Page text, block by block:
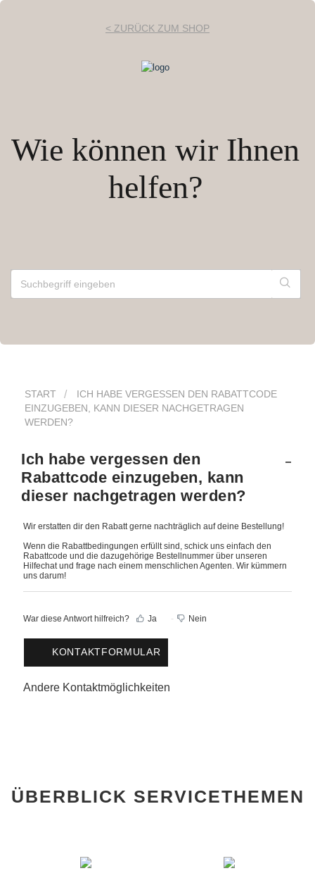
< ZURÜCK ZUM SHOP
Wie können wir Ihnen
helfen?
START
ICH HABE VERGESSEN DEN RABATTCODE
EINZUGEBEN, KANN DIESER NACHGETRAGEN
WERDEN?
Ich habe vergessen den
Rabattcode einzugeben, kann
dieser nachgetragen werden?
Wir erstatten dir den Rabatt gerne nachträglich auf deine Bestellung!
Wenn die Rabattbedingungen erfüllt sind, schick uns einfach den
Rabattcode und die dazugehörige Bestellnummer über unseren
Hilfechat und frage nach einem menschlichen Agenten. Wir kümmern
uns darum!
War diese Antwort hilfreich? Ja Nein
KONTAKTFORMULAR
Andere Kontaktmöglichkeiten
ÜBERBLICK SERVICETHEMEN